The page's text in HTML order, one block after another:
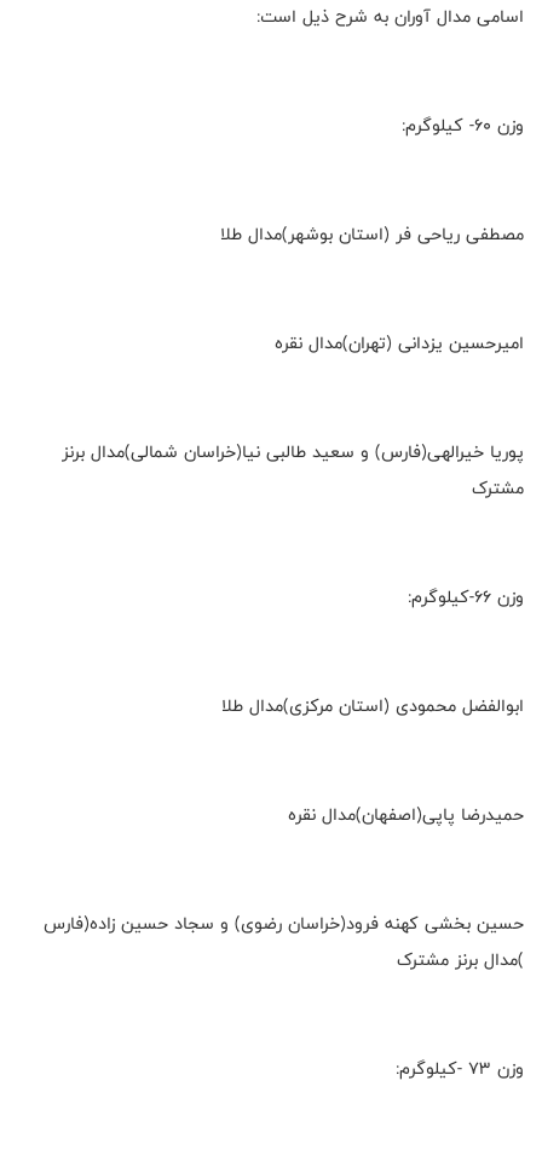
اسامی مدال آوران به شرح ذیل است:
وزن ۶۰- کیلوگرم:
مصطفی ریاحی فر (استان بوشهر)مدال طلا
امیرحسین یزدانی (تهران)مدال نقره
پوریا خیرالهی(فارس) و سعید طالبی نیا(خراسان شمالی)مدال برنز
مشترک
وزن ۶۶-کیلوگرم:
ابوالفضل محمودی (استان مرکزی)مدال طلا
حمیدرضا پاپی(اصفهان)مدال نقره
حسین بخشی کهنه فرود(خراسان رضوی) و سجاد حسین زاده(فارس
)مدال برنز مشترک
وزن ۷۳ -کیلوگرم: